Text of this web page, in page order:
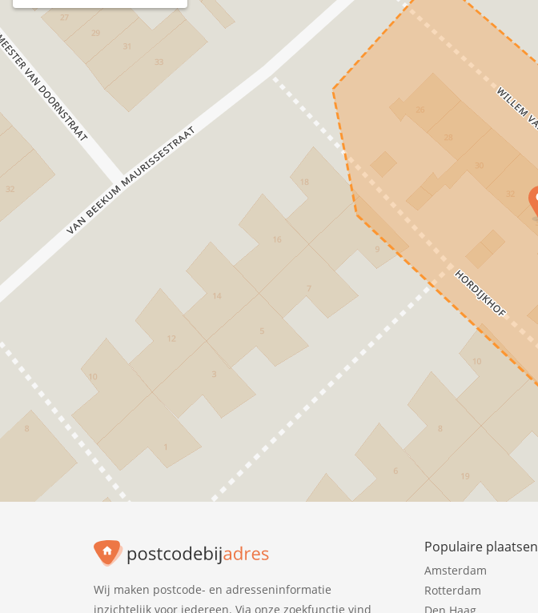
Wij maken postcode- en adresseninformatie
inzichtelijk voor iedereen. Via onze zoekfunctie vind
Populaire plaatsen
Amsterdam
Rotterdam